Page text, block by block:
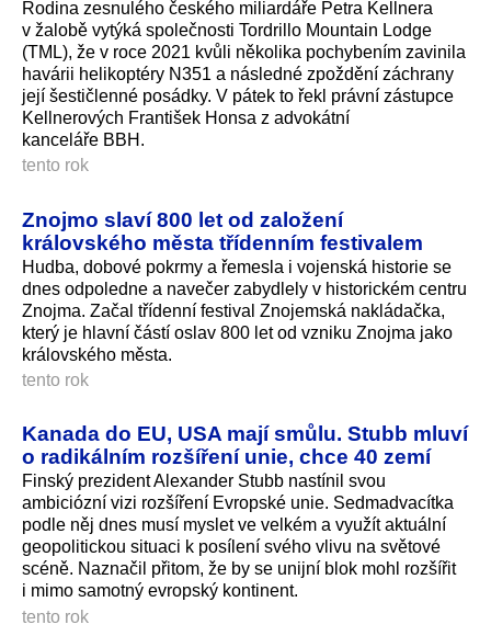
Rodina zesnulého českého miliardáře Petra Kellnera
v žalobě vytýká společnosti Tordrillo Mountain Lodge
(TML), že v roce 2021 kvůli několika pochybením zavinila
havárii helikoptéry N351 a následné zpoždění záchrany
její šestičlenné posádky. V pátek to řekl právní zástupce
Kellnerových František Honsa z advokátní
kanceláře BBH.
tento rok
Znojmo slaví 800 let od založení
královského města třídenním festivalem
Hudba, dobové pokrmy a řemesla i vojenská historie se
dnes odpoledne a navečer zabydlely v historickém centru
Znojma. Začal třídenní festival Znojemská nakládačka,
který je hlavní částí oslav 800 let od vzniku Znojma jako
královského města.
tento rok
Kanada do EU, USA mají smůlu. Stubb mluví
o radikálním rozšíření unie, chce 40 zemí
Finský prezident Alexander Stubb nastínil svou
ambiciózní vizi rozšíření Evropské unie. Sedmadvacítka
podle něj dnes musí myslet ve velkém a využít aktuální
geopolitickou situaci k posílení svého vlivu na světové
scéně. Naznačil přitom, že by se unijní blok mohl rozšířit
i mimo samotný evropský kontinent.
tento rok